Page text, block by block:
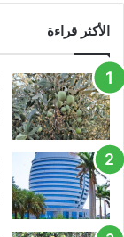
الأكثر قراءة